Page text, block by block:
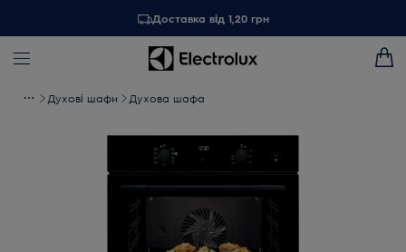
Доставка від 1,20 грн
Духові шафи Духова шафа